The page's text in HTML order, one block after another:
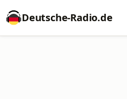
Deutsche-Radio.de